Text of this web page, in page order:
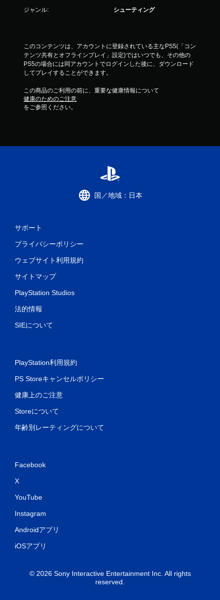
ジャンル: シューティング
このコンテンツは、アカウントに登録されている主なPS5(「コン
テンツ共有とオフラインプレイ」設定)ではいつでも、その他の
PS5の場合には同アカウントでログインした後に、ダウンロード
してプレイすることができます。
この商品のご利用の前に、重要な健康情報について
健康のためのご注意
をご参照ください。
国／地域：日本
サポート
プライバシーポリシー
ウェブサイト利用規約
サイトマップ
PlayStation Studios
法的情報
SIEについて
PlayStation利用規約
PS Storeキャンセルポリシー
健康上のご注意
Storeについて
年齢別レーティングについて
Facebook
X
YouTube
Instagram
Androidアプリ
iOSアプリ
© 2026 Sony Interactive Entertainment Inc. All rights
reserved.